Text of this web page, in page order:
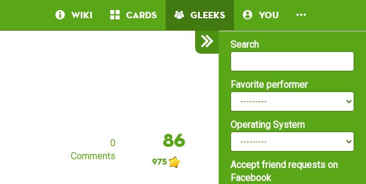
Wiki Cards Gleeks You
Search
Favorite performer
Operating System
Accept friend requests on
Facebook
0
Comments
86
975